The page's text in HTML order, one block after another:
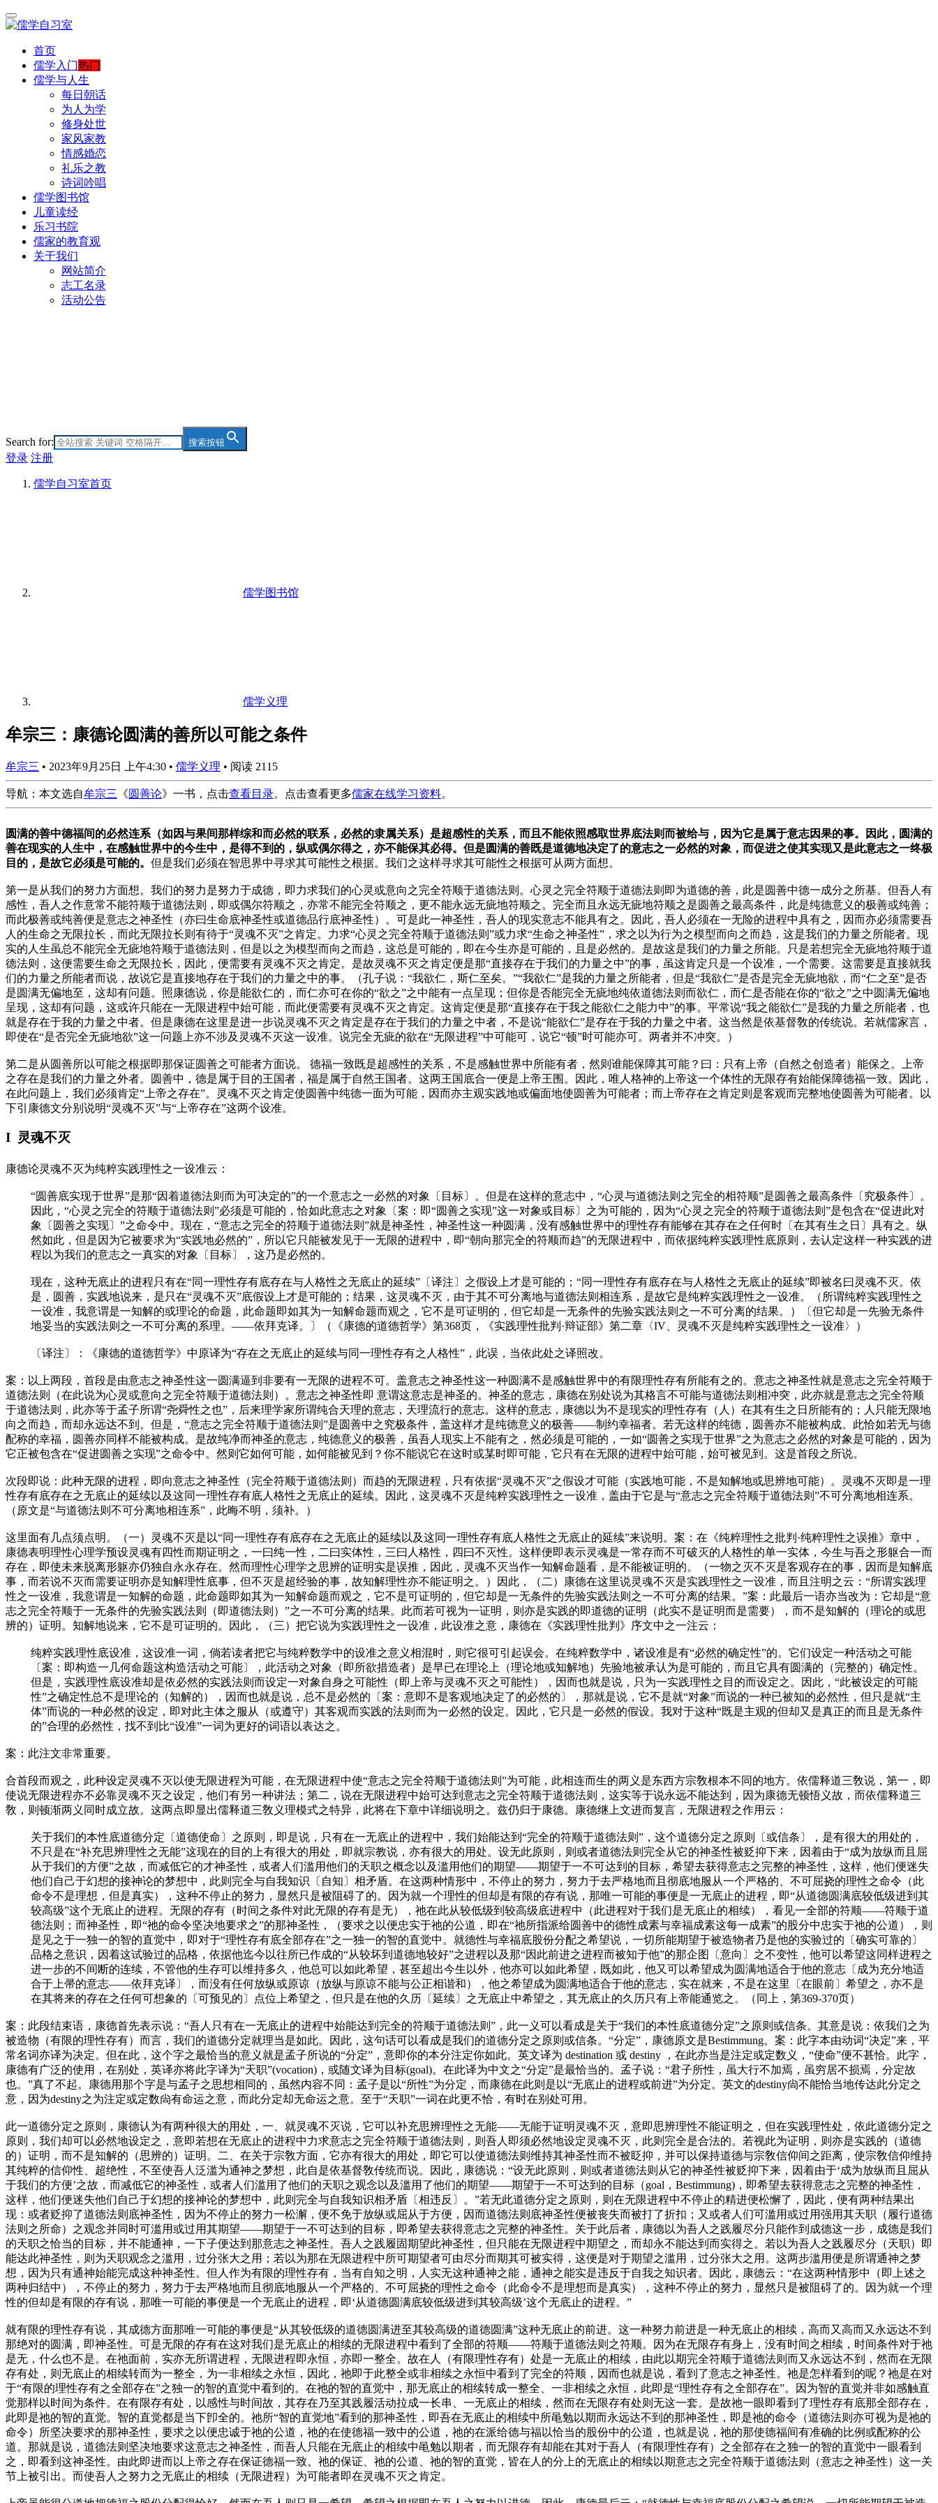
首页
儒学入门热门
儒学与人生
每日朝话
为人为学
修身处世
家风家教
情感婚恋
礼乐之教
诗词吟唱
儒学图书馆
儿童读经
乐习书院
儒家的教育观
关于我们
网站简介
志工名录
活动公告
Search for: 搜索按钮
登录 注册
儒学自习室首页
儒学图书馆
儒学义理
牟宗三：康德论圆满的善所以可能之条件
牟宗三 • 2023年9月25日 上午4:30 • 儒学义理 • 阅读 2115
导航：本文选自牟宗三 《圆善论》一书，点击查看目录。点击查看更多儒家在线学习资料。
圆满的善中德福间的必然连系（如因与果间那样综和而必然的联系，必然的隶属关系）是超感性的关系，而且不能依照感取世界底法则而被给与，因为它是属于意志因果的事。因此，圆满的
善在现实的人生中，在感触世界中的今生中，是得不到的，纵或偶尔得之，亦不能保其必得。但是圆满的善既是道德地决定了的意志之一必然的对象，而促进之使其实现又是此意志之一终极
目的，是故它必须是可能的。 但是我们必须在智思界中寻求其可能性之根据。我们之这样寻求其可能性之根据可从两方面想。
第一是从我们的努力方面想。我们的努力是努力于成德，即力求我们的心灵或意向之完全符顺于道德法则。心灵之完全符顺于道德法则即为道德的善，此是圆善中德一成分之所基。但吾人有
感性，吾人之作意常不能符顺于道德法则，即或偶尔符顺之，亦常不能完全符顺之，更不能永远无疵地符顺之。完全而且永远无疵地符顺之是圆善之最高条件，此是纯德意义的极善或纯善；
而此极善或纯善便是意志之神圣性（亦曰生命底神圣性或道德品行底神圣性）。可是此一神圣性，吾人的现实意志不能具有之。因此，吾人必须在一无险的进程中具有之，因而亦必须需要吾
人的生命之无限拉长，而此无限拉长则有待于“灵魂不灭”之肯定。力求“心灵之完全符顺于道德法则”或力求“生命之神圣性”，求之以为行为之模型而向之而趋，这是我们的力量之所能者。现
实的人生虽总不能完全无疵地符顺于道德法则，但是以之为模型而向之而趋，这总是可能的，即在今生亦是可能的，且是必然的。是故这是我们的力量之所能。只是若想完全无疵地符顺于道
德法则，这便需要生命之无限拉长，因此，便需要有灵魂不灭之肯定。是故灵魂不灭之肯定便是那“直接存在于我们的力量之中”的事，虽这肯定只是一个设准，一个需要。这需要是直接就我
们的力量之所能者而说，故说它是直接地存在于我们的力量之中的事。（孔子说：“我欲仁，斯仁至矣。”“我欲仁”是我的力量之所能者，但是“我欲仁”是否是完全无疵地欲，而“仁之至”是否
是圆满无偏地至，这却有问题。照康德说，你是能欲仁的，而仁亦可在你的“欲之”之中能有一点呈现；但你是否能完全无疵地纯依道德法则而欲仁，而仁是否能在你的“欲之”之中圆满无偏地
呈现，这却有问题，这或许只能在一无限进程中始可能，而此便需要有灵魂不灭之肯定。这肯定便是那“直接存在于我之能欲仁之能力中”的事。平常说“我之能欲仁”是我的力量之所能者，也
就是存在于我的力量之中者。但是康德在这里是进一步说灵魂不灭之肯定是存在于我们的力量之中者，不是说“能欲仁”是存在于我的力量之中者。这当然是依基督敎的传统说。若就儒家言，
即使在“是否完全无疵地欲”这一问题上亦不涉及灵魂不灭这一设准。说完全无疵的欲在“无限进程”中可能可，说它“顿”时可能亦可。两者并不冲突。）
第二是从圆善所以可能之根据即那保证圆善之可能者方面说。 德福一致既是超感性的关系，不是感触世界中所能有者，然则谁能保障其可能？曰：只有上帝（自然之创造者）能保之。上帝
之存在是我们的力量之外者。圆善中，德是属于目的王国者，福是属于自然王国者。这两王国底合一便是上帝王围。因此，唯人格神的上帝这一个体性的无限存有始能保障德福一致。因此，
在此问题上，我们必须肯定“上帝之存在”。灵魂不灭之肯定使圆善中纯德一面为可能，因而亦主观实践地或偏面地使圆善为可能者；而上帝存在之肯定则是客观而完整地使圆善为可能者。以
下引康德文分别说明“灵魂不灭”与“上帝存在”这两个设准。
I 灵魂不灭
康德论灵魂不灭为纯粹实践理性之一设准云：
“圆善底实现于世界”是那“因着道德法则而为可决定的”的一个意志之一必然的对象 〔目标〕 。但是在这样的意志中，“心灵与道德法则之完全的相符顺”是圆善之最高条件 〔究极条件〕
。
因此，“心灵之完全的符顺于道德法则”必须是可能的，恰如此意志之对象
〔案：即“圆善之实现”这一对象或目标〕 之为可能的，因为“心灵之完全的符顺于道德法则”是包含在“促进此对
象
〔圆善之实现〕 ”之命令中。现在，“意志之完全的符顺于道德法则”就是神圣性，神圣性这一种圆满，没有感触世界中的理性存有能够在其存在之任何时 〔在其有生之日〕 具有之。纵
然如此，但是因为它被要求为“实践地必然的”，所以它只能被发见于一无限的进程中，即“朝向那完全的符顺而趋”的无限进程中，而依据纯粹实践理性底原则，去认定这样一种实践的进
程以为我们的意志之一真实的对象
〔目标〕 ，这乃是必然的。
现在，这种无底止的进程只有在“同一理性存有底存在与人格性之无底止的延续” 〔译注〕 之假设上才是可能的；“同一理性存有底存在与人格性之无底止的延续”即被名曰灵魂不灭。依
是，圆善，实践地说来，是只在“灵魂不灭”底假设上才是可能的；结果，这灵魂不灭，由于其不可分离地与道德法则相连系，是故它是纯粹实践理性之一设准。（所谓纯粹实践理性之
一设准，我意谓是一知解的或理论的命题，此命题即如其为一知解命题而观之，它不是可证明的，但它却是一无条件的先验实践法则之一不可分离的结果。）
〔但它却是一先验无条件
地妥当的实践法则之一不可分离的系理。——依拜克译。〕（《康德的道德哲学》第368页，《实践理性批判·辩证部》第二章〈IV、灵魂不灭是纯粹实践理性之一设准〉）
〔译注〕：《康德的道德哲学》中原译为“存在之无底止的延续与同一理性存有之人格性”，此误，当依此处之译照改。
案：以上两段，首段是由意志之神圣性这一圆满逼到非要有一无限的进程不可。盖意志之神圣性这一种圆满不是感触世界中的有限理性存有所能有之的。意志之神圣性就是意志之完全符顺于
道德法则（在此说为心灵或意向之完全符顺于道德法则）。意志之神圣性即 意谓这意志是神圣的。神圣的意志，康德在别处说为其格言不可能与道德法则相冲突，此亦就是意志之完全符顺
于道德法则，此亦等于孟子所谓“尧舜性之也”，后来理学家所谓纯合天理的意志，天理流行的意志。这样的意志，康德以为不是现实的理性存有（人）在其有生之日所能有的；人只能无限地
向之而趋，而却永远达不到。但是，“意志之完全符顺于道德法则”是圆善中之究极条件，盖这样才是纯德意义的极善——制约幸福者。若无这样的纯德，圆善亦不能被构成。此恰如若无与德
配称的幸福，圆善亦同样不能被构成。是故纯净而神圣的意志，纯德意义的极善，虽吾人现实上不能有之，然必须是可能的，一如“圆善之实现于世界”之为意志之必然的对象是可能的，因为
它正被包含在“促进圆善之实现”之命令中。然则它如何可能，如何能被见到？你不能说它在这时或某时即可能，它只有在无限的进程中始可能，始可被见到。这是首段之所说。
次段即说：此种无限的进程，即向意志之神圣性（完全符顺于道德法则）而趋的无限进程，只有依据“灵魂不灭”之假设才可能（实践地可能，不是知解地或思辨地可能）。灵魂不灭即是一理
性存有底存在之无底止的延续以及这同一理性存有底人格性之无底止的延续。因此，这灵魂不灭是纯粹实践理性之一设准，盖由于它是与“意志之完全符顺于道德法则”不可分离地相连系。
（原文是“与道德法则不可分离地相连系”，此晦不明，须补。）
这里面有几点须点明。（一）灵魂不灭是以“同一理性存有底存在之无底止的延续以及这同一理性存有底人格性之无底止的延续”来说明。案：在《纯粹理性之批判·纯粹理性之误推》章中，
康德表明理性心理学预设灵魂有四性而期证明之，一曰纯一性，二曰实体性，三曰人格性，四曰不灭性。这样便即表示灵魂是一常存而不可破灭的人格性的单一实体，今生与吾之形躯合一而
存在，即使未来脱离形躯亦仍独自永永存在。然而理性心理学之思辨的证明实是误推，因此，灵魂不灭当作一知解命题看，是不能被证明的。（一物之灭不灭是客观存在的事，因而是知解底
事，而若说不灭而需要证明亦是知解理性底事，但不灭是超经验的事，故知解理性亦不能证明之。）因此，（二）康德在这里说灵魂不灭是实践理性之一设准，而且注明之云：“所谓实践理
性之一设准，我意谓是一知解的命题，此命题即如其为一知解命题而观之，它不是可证明的，但它却是一无条件的先验实践法则之一不可分离的结果。”案：此最后一语亦当改为：它却是“意
志之完全符顺于一无条件的先验实践法则（即道德法则）”之一不可分离的结果。此而若可视为一证明，则亦是实践的即道德的证明（此实不是证明而是需要），而不是知解的（理论的或思
辨的）证明。知解地说来，它不是可证明的。因此，（三）把它说为实践理性之一设准，此设准之意，康德在《实践理性批判》序文中之一注云：
纯粹实践理性底设准，这设准一词，倘若读者把它与纯粹数学中的设准之意义相混时，则它很可引起误会。在纯粹数学中，诸设准是有“必然的确定性”的。它们设定一种活动之可能
〔案：即构造一几何命题这构造活动之可能〕
，此活动之对象（即所欲措造者）是早已在理论上（理论地或知解地）先验地被承认为是可能的，而且它具有圆满的（完整的）确定性。
但是，实践理性底设准却是依必然的实践法则而设定一对象自身之可能性（即上帝与灵魂不灭之可能性），因而也就是说，只为一实践理性之目的而设定之。因此，“此被设定的可能
性”之确定性总不是理论的（知解的），因而也就是说，总不是必然的 〔案：意即不是客观地决定了的必然的〕
，那就是说，它不是就“对象”而说的一种已被知的必然性，但只是就“主
体”而说的一种必然的设定，即对此主体之服从（或遵守）其客观而实践的法则而为一必然的设定。因此，它只是一必然的假设。我对于这种“既是主观的但却又是真正的而且是无条件
的”合理的必然性，找不到比“设准”一词为更好的词语以表达之。
案：此注文非常重要。
合首段而观之，此种设定灵魂不灭以使无限进程为可能，在无限进程中使“意志之完全符顺于道德法则”为可能，此相连而生的两义是东西方宗敎根本不同的地方。依儒释道三敎说，第一，即
使说无限进程亦不必靠灵魂不灭之设定，他们有另一种讲法；第二，说在无限进程中始可达到意志之完全符顺于道德法则，这实等于说永远不能达到，因为康德无顿悟义故，而依儒释道三
敎，则顿渐两义同时成立故。这两点即显出儒释道三敎义理模式之特异，此将在下章中详细说明之。兹仍归于康德。康德继上文进而复言，无限进程之作用云：
关于我们的本性底道德分定 〔道德使命〕 之原则，即是说，只有在一无底止的进程中，我们始能达到“完全的符顺于道德法则”，这个道德分定之原则 〔或信条〕
，是有很大的用处的，
不只是在“补充思辨理性之无能”这现在的目的上有很大的用处，即就宗教说，亦有很大的用处。设无此原则，则或者道德法则完全从它的神圣性被贬抑下来，因着由于“成为放纵而且屈
从于我们的方便”之故，而减低它的才神圣性，或者人们滥用他们的天职之概念以及滥用他们的期望——期望于一不可达到的目标，希望去获得意志之完整的神圣性，这样，他们便迷失
他们自己于幻想的接神论的梦想中，此则完全与自我知识 〔自知〕 相矛盾。在这两种情形中，不停止的努力，努力于去严格地而且彻底地服从一个严格的、不可屈挠的理性之命令（此
命令不是理想，但是真实），这种不停止的努力，显然只是被阻碍了的。因为就一个理性的但却是有限的存有说，那唯一可能的事便是一无底止的进程，即“从道德圆满底较低级进到其
较高级”这个无底止的进程。无限的存有（时间之条件对此无限的存有是无），祂在此从较低级到较高级底进程中（此进程对于我们是无底止的相续），看见一全部的符顺——符顺于道
德法则；而神圣性，即“祂的命令坚决地要求之”的那神圣性，（要求之以便忠实于祂的公道，即在“祂所指派给圆善中的德性成素与幸福成素这每一成素”的股分中忠实于祂的公道），则
是见之于一独一的智的直觉中，即对于“理性存有底全部存在”之一独一的智的直觉中。就德性与幸福底股份分配之希望说，一切所能期望于被造物者乃是他的实验过的 〔确实可靠的〕
品格之意识，因着这试验过的品格，依据他迄今以往所已作成的“从较坏到道德地较好”之进程以及那“因此前进之进程而被知于他”的那企图
〔意向〕 之不变性，他可以希望这同样进程之
进一步的不间断的连续，不管他的生存可以维持多久，他总可以如此希望，甚至超出今生以外，他亦可以如此希望，既如此，他又可以希望成为圆满地适合于他的意志 〔成为充分地适
合于上帚的意志——依拜克译〕
，而没有任何放纵或原谅（放纵与原谅不能与公正相谐和），他之希望成为圆满地适合于他的意志，实在就来，不是在这里 〔在眼前〕 希望之，亦不是
在其将来的存在之任何可想象的 〔可预见的〕 点位上希望之，但只是在他的久历 〔延续〕 之无底止中希望之，其无底止的久历只有上帝能通览之。（同上，第369-370页）
案：此段结束语，康德首先表示说：“吾人只有在一无底止的进程中始能达到完全的符顺于道德法则”，此一义可以看成是关于“我们的本性底道德分定”之原则或信条。其意是说：依我们之为
被造物（有限的理性存有）而言，我们的道德分定就理当是如此。因此，这句话可以看成是我们的道德分定之原则或信条。“分定”，康德原文是Bestimmung。案：此字本由动词“决定”来，平
常名词亦译为决定。但在此，这个字之最恰当的意义就是孟子所说的“分定”，意即你的本分注定你如此。英文译为 destination 或 destiny ，在此亦当是注定或定数义，“使命”便不甚恰。此字，
康德有广泛的使用，在别处，英译亦将此字译为“天职”(vocation)，或随文译为目标(goal)。在此译为中文之“分定”是最恰当的。孟子说：“君子所性，虽大行不加焉，虽穷居不损焉，分定故
也。”真了不起。康德用那个字是与孟子之思想相同的，虽然内容不同：孟子是以“所性”为分定，而康德在此则是以“无底止的进程或前进”为分定。英文的destiny尙不能恰当地传达此分定之
意，因为destiny之为注定或定数尙有命运之意，而此分定却无命运之意。至于“天职”一词在此更不恰，有时在别处可用。
此一道德分定之原则，康德认为有两种很大的用处，一、就灵魂不灭说，它可以补充思辨理性之无能——无能于证明灵魂不灭，意即思辨理性不能证明之，但在实践理性处，依此道德分定之
原则，我们却可以必然地设定之，意即若想在无底止的进程中力求意志之完全符顺于道德法则，则吾人即须必然地设定灵魂不灭，此则完全是合法的。若视此为证明，则亦是实践的（道德
的）证明，而不是知解的（思辨的）证明。二、在关于宗敎方面，它亦有很大的用处，即它可以使道德法则维持其神圣性而不被眨抑，并可以保持道德与宗敎信仰间之距离，使宗敎信仰维持
其纯粹的信仰性、超绝性，不至使吾人泛滥为通神之梦想，此自是依基督敎传统而说。因此，康德说：“设无此原则，则或者道德法则从它的神圣性被贬抑下来，因着由于‘成为放纵而且屈从
于我们的方便’之故，而减低它的神圣性，或者人们滥用了他们的天职之观念以及滥用了他们的期望——期望于一不可达到的目标（goal，Bestimmung)，即希望去获得意志之完整的神圣性，
这样，他们便迷失他们自己于幻想的接神论的梦想中，此则完全与自我知识相矛盾〔相违反〕。”若无此道德分定之原则，则在无限进程中不停止的精进便松懈了，因此，便有两种结果出
现：或者贬抑了道德法则底神圣性，因为不停止的努力一松澥，便不免于放纵或屈从于方便，因而道德法则底神圣性便被丧失而被打了折扣；又或者人们可滥用或过用强用其天职（履行道德
法则之所命）之观念并同时可滥用或过用其期望——期望于一不可达到的目标，即希望去获得意志之完整的神圣性。关于此后者，康德以为吾人之践履尽分只能作到成德这一步，成德是我们
的天职之恰当的目标，并不能通神，一下子便达到那意志之神圣性。吾人之践履固期望此神圣性，但只能在无限进程中期望之，而却永不能达到而实得之。若以为吾人之践履尽分（天职）即
能达此神圣性，则为天职观念之滥用，过分张大之用；若以为那在无限进程中所可期望者可由尽分而期其可被实得，这便是对于期望之滥用，过分张大之用。这两步滥用便是所谓通神之梦
想，因为只有通神始能完成这种神圣性。但人作为有限的理性存有，当有自知之明，人实无这种通神之能，通神之能实是违反于自我之知识者。因此，康德云：“在这两种情形中（即上述之
两种归结中），不停止的努力，努力于去严格地而且彻底地服从一个严格的、不可屈挠的理性之命令（此命令不是理想而是真实），这种不停止的努力，显然只是被阻碍了的。因为就一个理
性的但却是有限的存有说，那唯一可能的事便是一个无底止的进程，即‘从道德圆满底较低级进到其较高级’这个无底止的进程。”
就有限的理性存有说，其成德方面那唯一可能的事便是“从其较低级的道德圆满进至其较高级的道德圆满”这种无底止的前进。这一种努力前进是一种无底止的相续，高而又高而又永远达不到
那绝对的圆满，即神圣性。可是无限的存有在这对我们是无底止的相续的无限进程中看到了全部的符顺——符顺于道德法则之符顺。因为在无限存有身上，没有时间之相续，时间条件对于祂
是无，什么也不是。在祂面前，实亦无所谓进程，无限进程即永恒，亦即一整全。故在人（有限理性存有）处是一无底止的相续，由此以期完全符顺于道德法则而又永远达不到，然而在无限
存有处，则无底止的相续转而为一整全，为一非相续之永恒，因此，祂即于此整全或非相续之永恒中看到了完全的符顺，因而也就是说，看到了意志之神圣性。祂是怎样看到的呢？祂是在对
于“有限的理性存有之全部存在”之独一的智的直觉中看到的。在祂的智的直觉中，那无底止的相续转成一整全、一非相续之永恒，此即是“理性存有之全部存在”。因为智的直觉并非如感触直
觉那样以时间为条件。在有限存有处，以感性与时间故，其存在乃至其践履活动拉成一长串、一无底止的相续，然而在无限存有处则无这一套。是故祂一眼即看到了理性存有底那全部存在，
此即是祂的智的直觉。智的直觉都是当下卽全的。祂所“智的直觉地”看到的那神圣性，即吾在无底止的相续中所黾勉以期而永远达不到的那神圣性，即是祂的命令（道德法则亦可视为是祂的
命令）所坚决要求的那神圣性，要求之以便忠诚于祂的公道，祂的在使德福一致中的公道，祂的在派给德与福以恰当的股份中的公道，也就是说，祂的那使德福间有准确的比例或配称的公
道。那就是说，道德法则坚决地要求这意志之神圣性，而吾人只能在无底止的相续中黾勉以期者，而无限存有却能在其对于吾人（有限理性存有）之全部存在之独一的智的直觉中一眼看到
之，即看到这神圣性。由此即进而以上帝之存在保证德福一致。祂的保证、祂的公道、祂的智的直觉，皆在人的分上的无底止的相续以期意志之完全符顺于道德法则（意志之神圣性）这一关
节上被引出。而使吾人之努力之无底止的相续（无限进程）为可能者即在灵魂不灭之肯定。